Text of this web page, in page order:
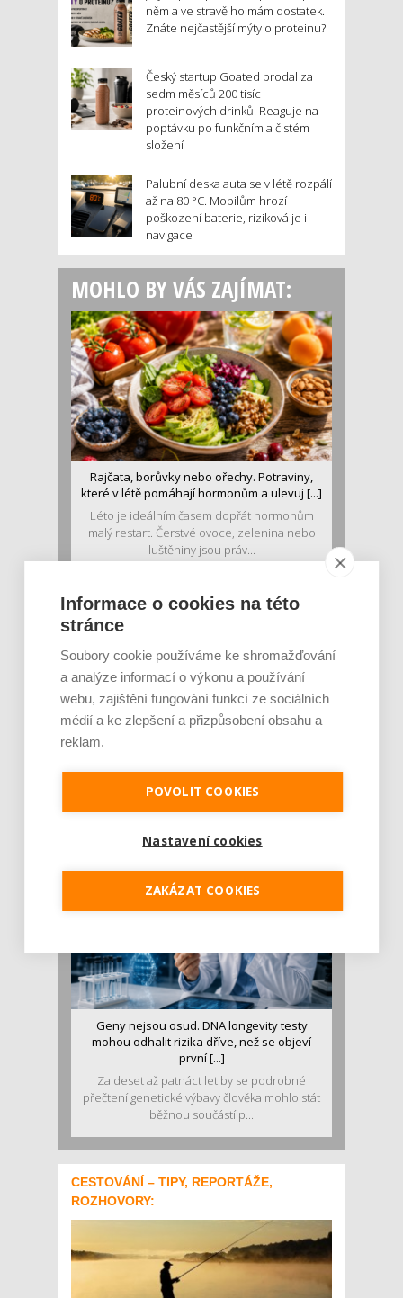
něm a ve stravě ho mám dostatek.
Znáte nejčastější mýty o proteinu?
Český startup Goated prodal za
sedm měsíců 200 tisíc
proteinových drinků. Reaguje na
poptávku po funkčním a čistém
složení
Palubní deska auta se v létě rozpálí
až na 80 °C. Mobilům hrozí
poškození baterie, riziková je i
navigace
MOHLO BY VÁS ZAJÍMAT:
Rajčata, borůvky nebo ořechy. Potraviny,
které v létě pomáhají hormonům a ulevuj [...]
Léto je ideálním časem dopřát hormonům
malý restart. Čerstvé ovoce, zelenina nebo
luštěniny jsou práv...
Je jen pro sportovce, přiberu po něm a ve
Pojem protein již nějakou dobu rezonuje
Geny nejsou osud. DNA longevity testy
mohou odhalit rizika dříve, než se objeví
první [...]
Za deset až patnáct let by se podrobné
přečtení genetické výbavy člověka mohlo stát
běžnou součástí p...
CESTOVÁNÍ – TIPY, REPORTÁŽE,
ROZHOVORY:
Informace o cookies na této
stránce
Soubory cookie používáme ke shromažďování
a analýze informací o výkonu a používání
webu, zajištění fungování funkcí ze sociálních
médií a ke zlepšení a přizpůsobení obsahu a
reklam.
POVOLIT COOKIES
Nastavení cookies
ZAKÁZAT COOKIES